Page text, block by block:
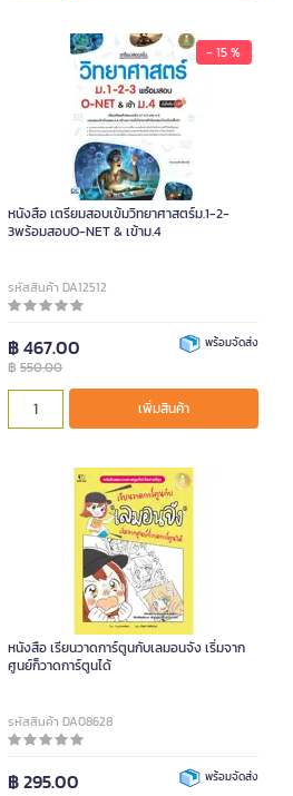
- 15 %
หนังสือ เตรียมสอบเข้มวิทยาศาสตร์ม.1-2-
3พร้อมสอบO-NET & เข้าม.4
รหัสสินค้า DA12512
฿ 467.00
฿550.00
พร้อมจัดส่ง
เพิ่มสินค้า
หนังสือ เรียนวาดการ์ตูนกับเลมอนจัง เริ่มจาก
ศูนย์ก็วาดการ์ตูนได้
รหัสสินค้า DA08628
฿ 295.00 พร้อมจัดส่ง